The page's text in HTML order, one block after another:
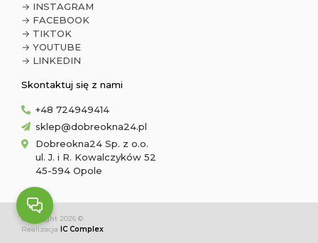
→ INSTAGRAM
→ FACEBOOK
→ TIKTOK
→ YOUTUBE
→ LINKEDIN
Skontaktuj się z nami
+48 724949414
sklep@dobreokna24.pl
Dobreokna24 Sp. z o.o.
ul. J. i R. Kowalczyków 52
45-594 Opole
Copyright 2026 ©
Realizacja IC Complex